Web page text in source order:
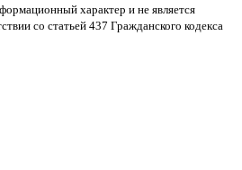
характер и не является
со статьей 437 Гражданского кодекса